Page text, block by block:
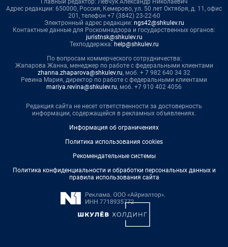
Адрес редакции: 650000, Россия, Кемерово, ул. 50 лет Октября, д. 11, офис
201, телефон +7 (3842) 23-22-60
Электронный адрес редакции: ngs42@shkulev.ru
Контактные данные для Роскомнадзора и государственных органов:
juristnsk@shkulev.ru
Техподдержка: help@shkulev.ru
По вопросам коммерческого сотрудничества:
Жапарова Жанна, менеджер по работе с федеральными клиентами
zhanna.zhaparova@shkulev.ru, моб. + 7 982 640 34 32
Ревина Мария, директор по работе с федеральными клиентами
mariya.revina@shkulev.ru, моб. +7 910 402 4056
Редакция сайта не несет ответственности за достоверность
информации, содержащейся в рекламных объявлениях.
Информация об ограничениях
Политика использования cookies
Рекомендательные системы
Политика конфиденциальности и обработки персональных данных и
правила использования сайта